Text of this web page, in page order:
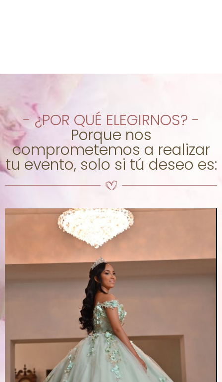
- ¿POR QUÉ ELEGIRNOS? -
Porque nos
comprometemos a realizar
tu evento, solo si tú deseo es: